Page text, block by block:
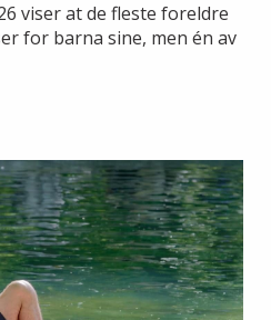
viser at de fleste foreldre
for barna sine, men én av